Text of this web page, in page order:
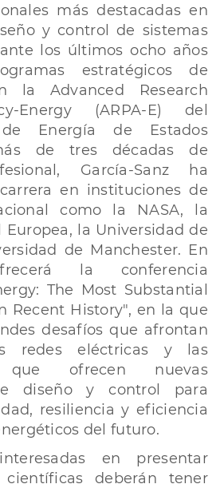
más destacadas en
y control de sistemas
los últimos ocho años
estratégicos de
la Advanced Research
Energy (ARPA-E) del
de Energía de Estados
de tres décadas de
García-Sanz ha
en instituciones de
como la NASA, la
Europea, la Universidad de
de Manchester. En
la conferencia
The Most Substantial
Recent History", en la que
desafíos que afrontan
redes eléctricas y las
que ofrecen nuevas
diseño y control para
resiliencia y eficiencia
del futuro.
en presentar
científicas deberán tener